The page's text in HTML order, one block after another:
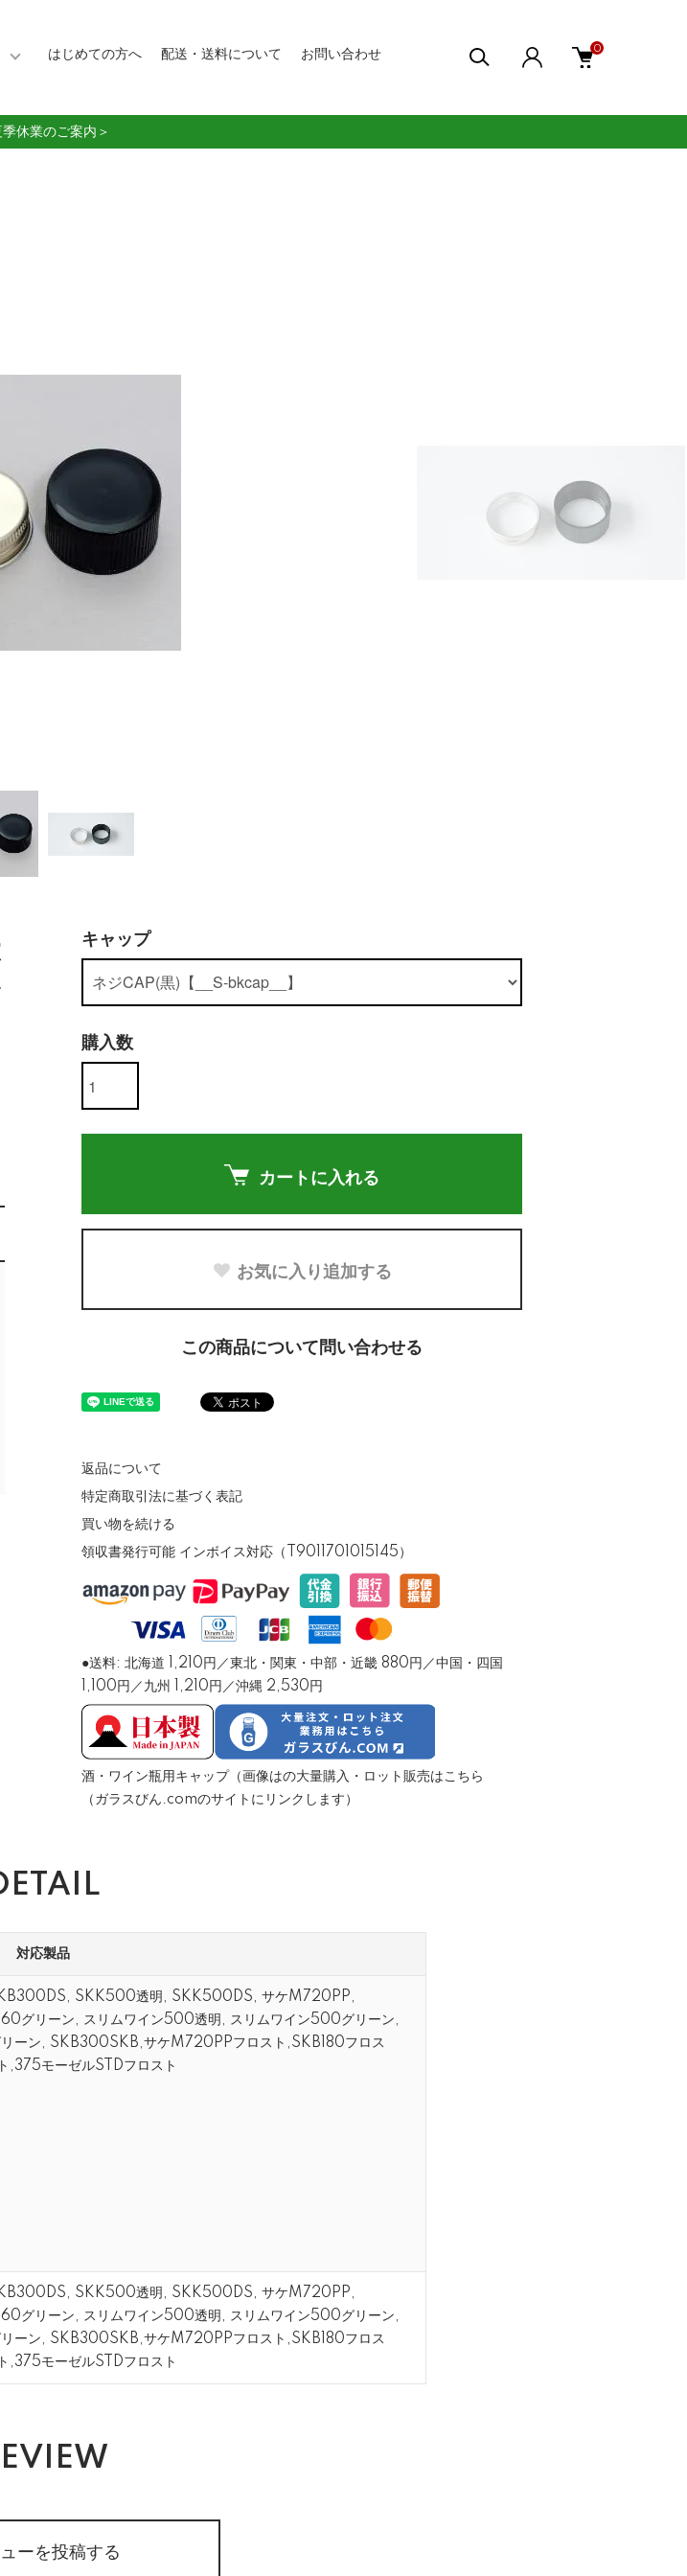
はじめての方へ 配送・送料について お問い合わせ 0
季休業のご案内＞
キャップ
購入数
カートに入れる
お気に入り追加する
この商品について問い合わせる
返品について
特定商取引法に基づく表記
買い物を続ける
領収書発行可能 インボイス対応（T9011701015145）
●送料: 北海道 1,210円／東北・関東・中部・近畿 880円／中国・四国
1,100円／九州 1,210円／沖縄 2,530円
酒・ワイン瓶用キャップ（画像はの大量購入・ロット販売はこちら
（ガラスびん.comのサイトにリンクします）
対応製品
SKK500透明, SKK500DS, サケM720PP,
グリーン, スリムワイン500透明, スリムワイン500グリーン,
ーン, SKB300SKB,サケM720PPフロスト,SKB180フロス
モーゼルSTDフロスト
SKK500透明, SKK500DS, サケM720PP,
グリーン, スリムワイン500透明, スリムワイン500グリーン,
ーン, SKB300SKB,サケM720PPフロスト,SKB180フロス
モーゼルSTDフロスト
ーを投稿する